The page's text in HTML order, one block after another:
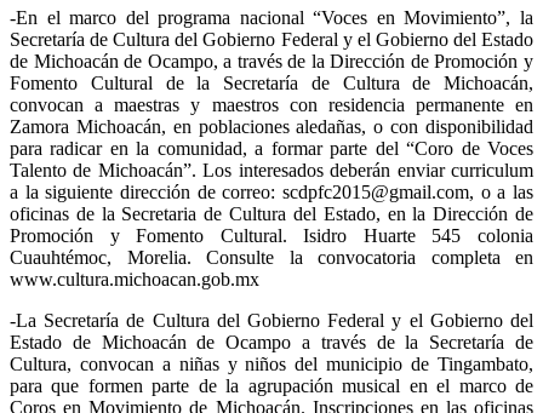
-En el marco del programa nacional “Voces en Movimiento”, la
Secretaría de Cultura del Gobierno Federal y el Gobierno del Estado
de Michoacán de Ocampo, a través de la Dirección de Promoción y
Fomento Cultural de la Secretaría de Cultura de Michoacán,
convocan a maestras y maestros con residencia permanente en
Zamora Michoacán, en poblaciones aledañas, o con disponibilidad
para radicar en la comunidad, a formar parte del “Coro de Voces
Talento de Michoacán”. Los interesados deberán enviar curriculum
a la siguiente dirección de correo: scdpfc2015@gmail.com, o a las
oficinas de la Secretaria de Cultura del Estado, en la Dirección de
Promoción y Fomento Cultural. Isidro Huarte 545 colonia
Cuauhtémoc, Morelia. Consulte la convocatoria completa en
www.cultura.michoacan.gob.mx
-La Secretaría de Cultura del Gobierno Federal y el Gobierno del
Estado de Michoacán de Ocampo a través de la Secretaría de
Cultura, convocan a niñas y niños del municipio de Tingambato,
para que formen parte de la agrupación musical en el marco de
Coros en Movimiento de Michoacán. Inscripciones en las oficinas